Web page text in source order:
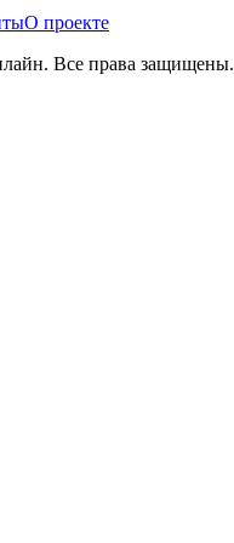
О проекте
Все права защищены.